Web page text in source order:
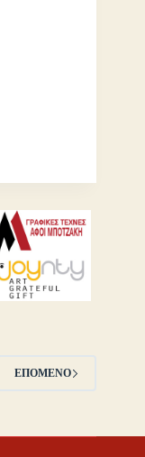
ΕΠΌΜΕΝΟ